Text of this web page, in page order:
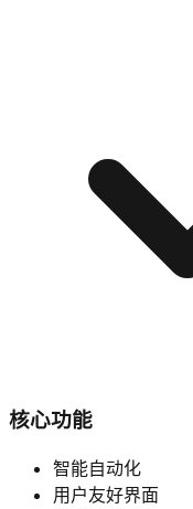
核心功能
智能自动化
用户友好界面